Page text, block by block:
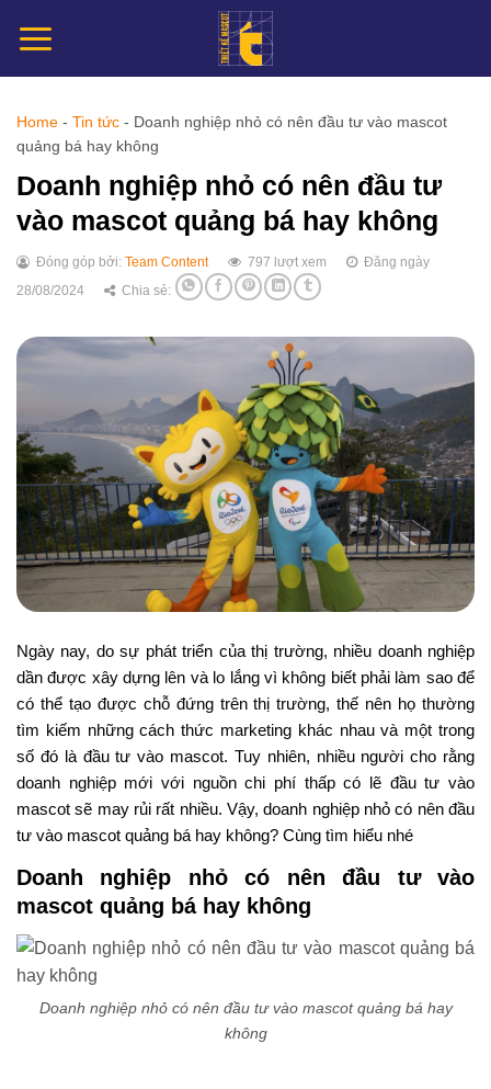
đến
Home - Tin tức - Doanh nghiệp nhỏ có nên đầu tư vào mascot
quảng bá hay không
Doanh nghiệp nhỏ có nên đầu tư
vào mascot quảng bá hay không
Đóng góp bởi: Team Content 797 lượt xem
Đăng ngày
28/08/2024
Chia sẻ:
Ngày nay, do sự phát triển của thị trường, nhiều doanh nghiệp
dần được xây dựng lên và lo lắng vì không biết phải làm sao để
có thể tạo được chỗ đứng trên thị trường, thế nên họ thường
tìm kiếm những cách thức marketing khác nhau và một trong
số đó là đầu tư vào mascot. Tuy nhiên, nhiều người cho rằng
doanh nghiệp mới với nguồn chi phí thấp có lẽ đầu tư vào
mascot sẽ may rủi rất nhiều. Vậy,doanh nghiệp nhỏ có nên đầu
tư vào mascot quảng bá hay không? Cùng tìm hiểu nhé
Doanh nghiệp nhỏ có nên đầu tư vào
mascot quảng bá hay không
Doanh nghiệp nhỏ có nên đầu tư vào mascot quảng bá hay
không